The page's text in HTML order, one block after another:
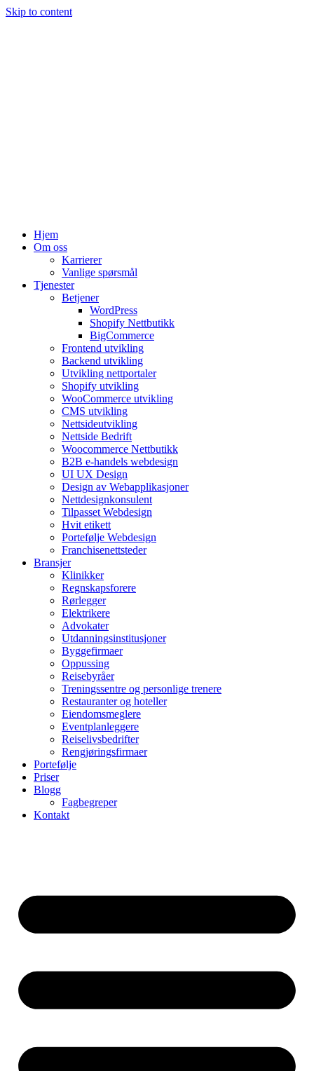
Skip to content
Hjem
Om oss
Karrierer
Vanlige spørsmål
Tjenester
Betjener
WordPress
Shopify Nettbutikk
BigCommerce
Frontend utvikling
Backend utvikling
Utvikling nettportaler
Shopify utvikling
WooCommerce utvikling
CMS utvikling
Nettsideutvikling
Nettside Bedrift
Woocommerce Nettbutikk
B2B e-handels webdesign
UI UX Design
Design av Webapplikasjoner
Nettdesignkonsulent
Tilpasset Webdesign
Hvit etikett
Portefølje Webdesign
Franchisenettsteder
Bransjer
Klinikker
Regnskapsforere
Rørlegger
Elektrikere
Advokater
Utdanningsinstitusjoner
Byggefirmaer
Oppussing
Reisebyråer
Treningssentre og personlige trenere
Restauranter og hoteller
Eiendomsmeglere
Eventplanleggere
Reiselivsbedrifter
Rengjøringsfirmaer
Portefølje
Priser
Blogg
Fagbegreper
Kontakt